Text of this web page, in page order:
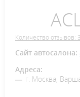
Количество отзывов:
Сайт автосалона:
Адреса:
г. Москва,